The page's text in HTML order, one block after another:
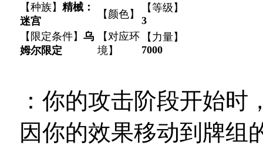
【种族】 精械：
迷宫
【颜色】
【等级】
3
【限定条件】 乌
姆尔限定
【对应环
境】
【力量】
7000
：你的攻击阶段开始
因你的效果移动到牌组